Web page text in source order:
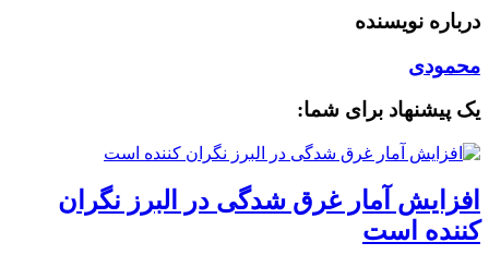
درباره نویسنده
محمودی
یک پیشنهاد برای شما:
افزایش آمار غرق شدگی در البرز نگران
کننده است